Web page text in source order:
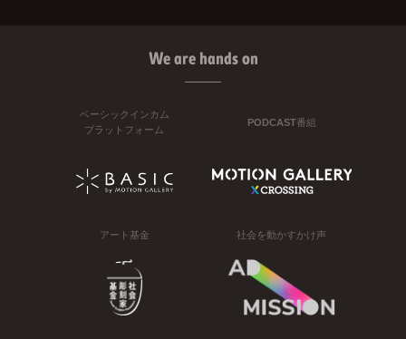
We are hands on
ベーシックインカム
プラットフォーム
PODCAST番組
アート基金 社会を動かすかけ声